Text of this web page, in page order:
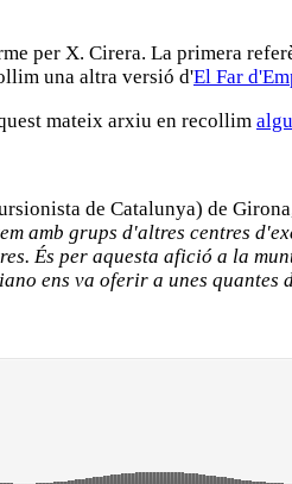
per X. Cirera. La primera
una altra versió d'El Far
mateix arxiu en recollim
de Catalunya) de
amb grups d'altres centres
És per aquesta afició a la
ens va oferir a unes quantes